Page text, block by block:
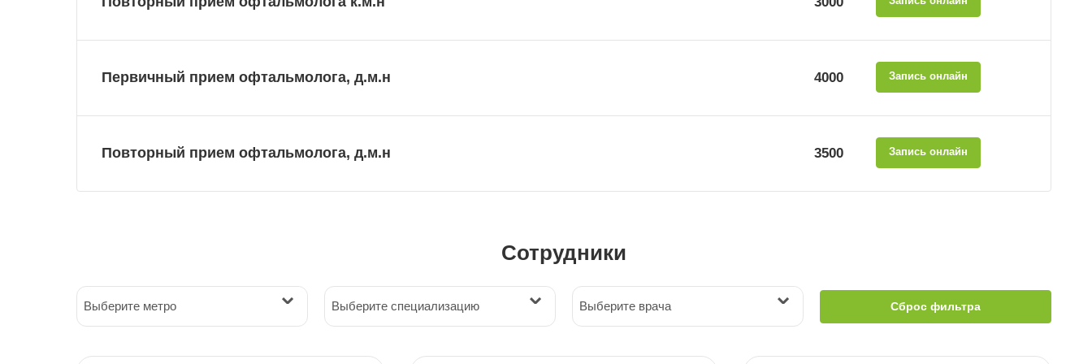
Первичный прием офтальмолога, д.м.н 4000 Запись онлайн
Повторный прием офтальмолога, д.м.н 3500 Запись онлайн
Сотрудники
Выберите метро Выберите специализацию Выберите врача Сброс фильтра